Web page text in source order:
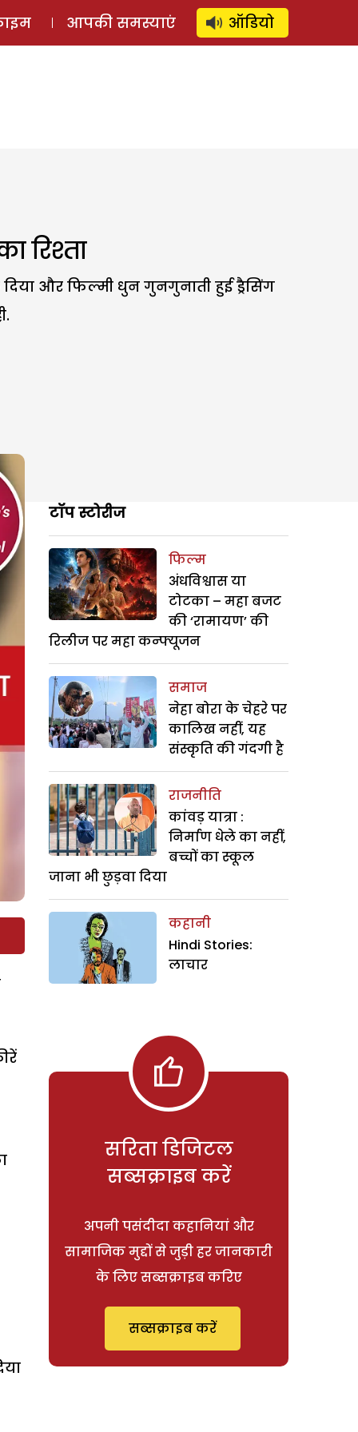
लॉग इन ⚲ SUBSCRIBE
आपकी समस्याएं ऑडियो
रिश्ता
दिया और फिल्मी धुन गुनगुनाती हुई ड्रैसिंग
टॉप स्टोरीज
फिल्म
अंधविश्वास या
टोटका – महा बजट
की ‘रामायण’ की
रिलीज पर महा कन्फ्यूजन
समाज
नेहा बोरा के चेहरे पर
कालिख नहीं, यह
संस्कृति की गंदगी है
राजनीति
कांवड़ यात्रा :
निर्माण धेले का नहीं,
बच्चों का स्कूल
जाना भी छुड़वा दिया
कहानी
Hindi Stories:
लाचार
सरिता डिजिटल
सब्सक्राइब करें
अपनी पसंदीदा कहानियां और
सामाजिक मुद्दों से जुड़ी हर जानकारी
के लिए सब्सक्राइब करिए
सब्सक्राइब करें